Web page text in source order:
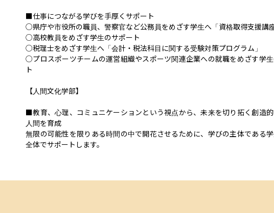
■仕事につながる学びを手厚くサポート
○県庁や市役所の職員、警察官など公務員をめざす学生へ「資格取得支援講座
○高校教員をめざす学生のサポート
○税理士をめざす学生へ「会計・税法科目に関する受験対策プログラム」
○プロスポーツチームの運営組織やスポーツ関連企業への就職をめざす学
ト
【人間文化学部】
■教育、心理、コミュニケーションという視点から、未来を切り拓く創造
人間を育成
無限の可能性を限りある時間の中で開花させるために、学びの主体である
全体でサポートします。